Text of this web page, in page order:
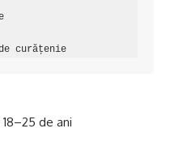
curățenie
de ani